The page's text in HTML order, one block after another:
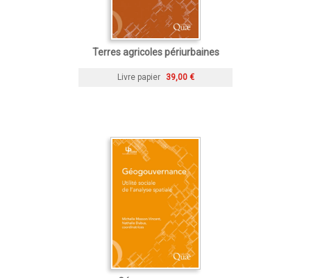
Terres agricoles périurbaines
Livre papier 39,00 €